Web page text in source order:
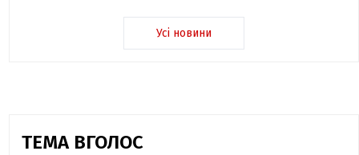
Усі новини
ТЕМА ВГОЛОС